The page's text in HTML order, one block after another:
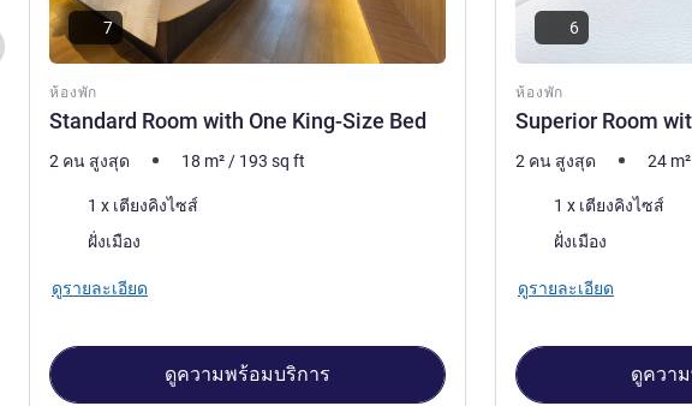
ก่อนหน้า - ห้องพัก
ห้องพัก
Standard Room with One King-Size Bed
7
2 คน สูงสุด 18 m² / 193 sq ft
เครื่องนอน
1 x เตียงคิงไซส์
ฝั่งเมือง
ดูรายละเอียด
ดูความพร้อมบริการ
ห้องพัก
Superior Room
6
2 คน สูงสุด 24 m²
เครื่องนอน
1 x เตียงคิงไซส์
ฝั่งเมือง
ดูรายละเอียด
ดูควา